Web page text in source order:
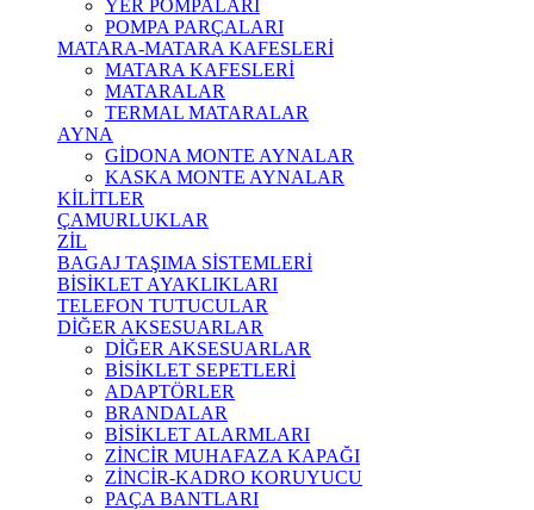
YER POMPALARI
POMPA PARÇALARI
MATARA-MATARA KAFESLERİ
MATARA KAFESLERİ
MATARALAR
TERMAL MATARALAR
AYNA
GİDONA MONTE AYNALAR
KASKA MONTE AYNALAR
KİLİTLER
ÇAMURLUKLAR
ZİL
BAGAJ TAŞIMA SİSTEMLERİ
BİSİKLET AYAKLIKLARI
TELEFON TUTUCULAR
DİĞER AKSESUARLAR
DİĞER AKSESUARLAR
BİSİKLET SEPETLERİ
ADAPTÖRLER
BRANDALAR
BİSİKLET ALARMLARI
ZİNCİR MUHAFAZA KAPAĞI
ZİNCİR-KADRO KORUYUCU
PAÇA BANTLARI